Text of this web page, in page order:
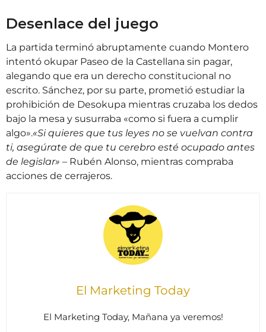
Desenlace del juego
La partida terminó abruptamente cuando Montero
intentó okupar Paseo de la Castellana sin pagar,
alegando que era un derecho constitucional no
escrito. Sánchez, por su parte, prometió estudiar la
prohibición de Desokupa mientras cruzaba los dedos
bajo la mesa y susurraba «como si fuera a cumplir
algo».«Si quieres que tus leyes no se vuelvan contra
ti, asegúrate de que tu cerebro esté ocupado antes
de legislar» – Rubén Alonso, mientras compraba
acciones de cerrajeros.
El Marketing Today
El Marketing Today, Mañana ya veremos!